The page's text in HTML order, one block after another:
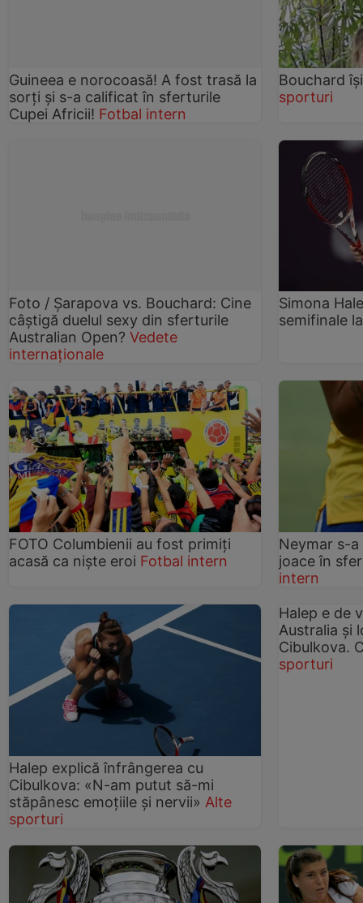
Guineea e norocoasă! A fost trasă la
sorți și s-a calificat în sferturile
Cupei Africii! Fotbal intern
Bouchard
sporturi
Foto / Şarapova vs. Bouchard: Cine
câştigă duelul sexy din sferturile
Australian Open? Vedete
internaționale
Simona
semifinale
FOTO Columbienii au fost primiţi
acasă ca nişte eroi Fotbal intern
Neymar s-
joace în
intern
Halep explică înfrângerea cu
Cibulkova: «N-am putut să-mi
stăpânesc emoţiile şi nervii» Alte
sporturi
Halep e de
Australia şi
Cibulkova.
sporturi